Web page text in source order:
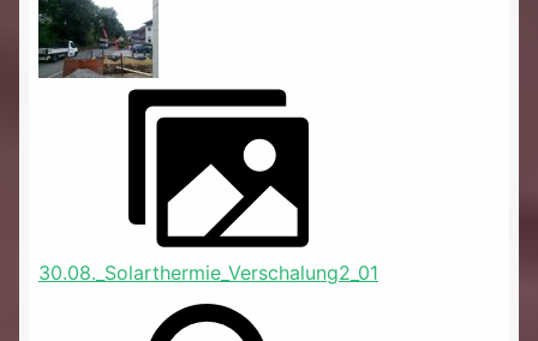
30.08._Solarthermie_Verschalung2_01